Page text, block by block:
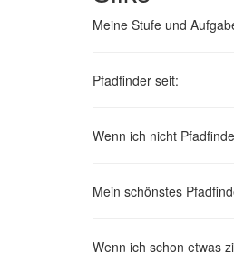
Meine Stufe und
Pfadfinder seit:
Wenn ich nicht
Mein schönstes
Wenn ich schon etwas